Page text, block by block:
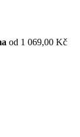
od 1 069,00 Kč